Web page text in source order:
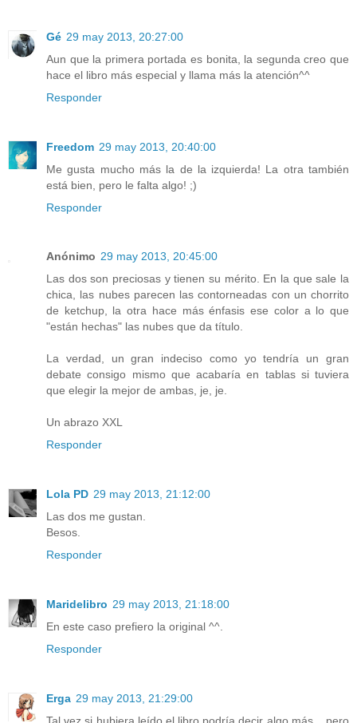
Gé 29 may 2013, 20:27:00
Aun que la primera portada es bonita, la segunda creo que
hace el libro más especial y llama más la atención^^
Responder
Freedom 29 may 2013, 20:40:00
Me gusta mucho más la de la izquierda! La otra también
está bien, pero le falta algo! ;)
Responder
Anónimo 29 may 2013, 20:45:00
Las dos son preciosas y tienen su mérito. En la que sale la
chica, las nubes parecen las contorneadas con un chorrito
de ketchup, la otra hace más énfasis ese color a lo que
"están hechas" las nubes que da título.
La verdad, un gran indeciso como yo tendría un gran
debate consigo mismo que acabaría en tablas si tuviera
que elegir la mejor de ambas, je, je.
Un abrazo XXL
Responder
Lola PD 29 may 2013, 21:12:00
Las dos me gustan.
Besos.
Responder
Maridelibro 29 may 2013, 21:18:00
En este caso prefiero la original ^^.
Responder
Erga 29 may 2013, 21:29:00